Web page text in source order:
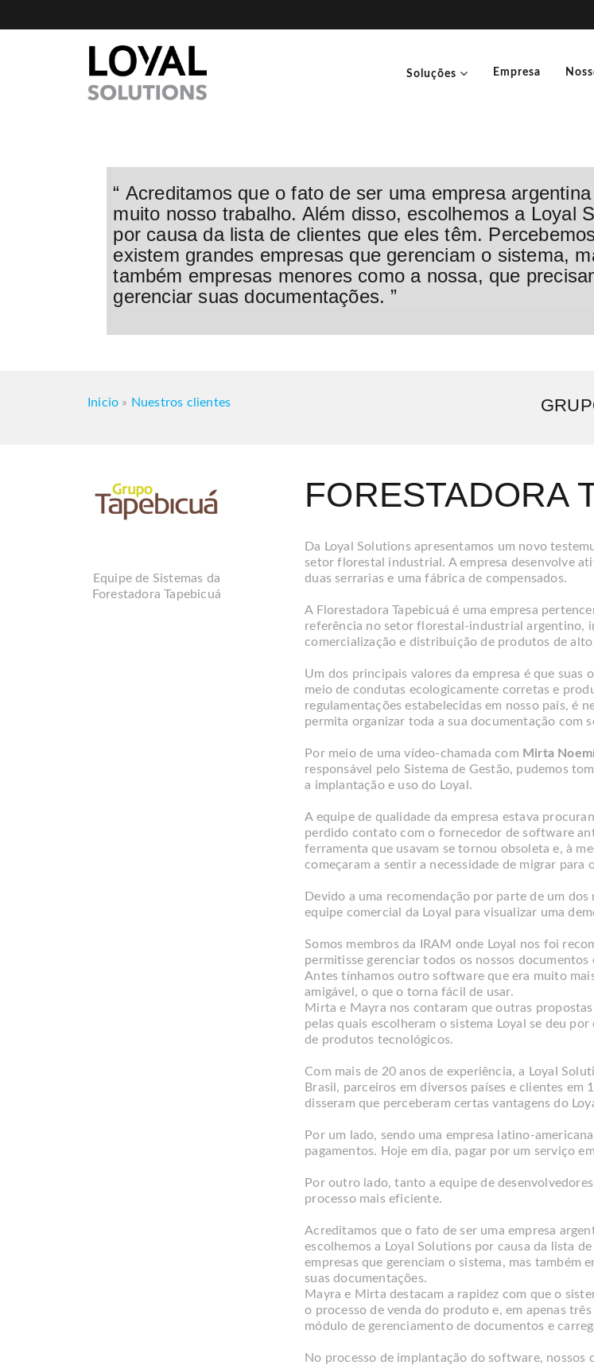
Soluções Empresa
“ Acreditamos que o fato de ser uma empresa
muito nosso trabalho. Além disso, escolhemos a Loyal
por causa da lista de clientes que eles têm.
existem grandes empresas que gerenciam o sistema,
também empresas menores como a nossa, que
gerenciar suas documentações. ”
Inicio » Nuestros clientes
Equipe de Sistemas da
Forestadora Tapebicuá
FORESTADORA
Da Loyal Solutions apresentamos um novo
setor florestal industrial. A empresa desenvolve
duas serrarias e uma fábrica de compensados.
A Florestadora Tapebicuá é uma empresa
referência no setor florestal-industrial argentino,
comercialização e distribuição de produtos de
Um dos principais valores da empresa é que suas
meio de condutas ecologicamente corretas e
regulamentações estabelecidas em nosso país, é
permita organizar toda a sua documentação com
Por meio de uma vídeo-chamada com Mirta
responsável pelo Sistema de Gestão, pudemos
a implantação e uso do Loyal.
A equipe de qualidade da empresa estava
perdido contato com o fornecedor de software
ferramenta que usavam se tornou obsoleta e, à
começaram a sentir a necessidade de migrar para
Devido a uma recomendação por parte de um
equipe comercial da Loyal para visualizar uma
Somos membros da IRAM onde Loyal nos foi
permitisse gerenciar todos os nossos
Antes tínhamos outro software que era muito
amigável, o que o torna fácil de usar.
Mirta e Mayra nos contaram que outras
pelas quais escolheram o sistema Loyal se deu
de produtos tecnológicos.
Com mais de 20 anos de experiência, a Loyal
Brasil, parceiros em diversos países e clientes em
disseram que perceberam certas vantagens do
Por um lado, sendo uma empresa latino-
pagamentos. Hoje em dia, pagar por um serviço
Por outro lado, tanto a equipe de
processo mais eficiente.
Acreditamos que o fato de ser uma empresa
escolhemos a Loyal Solutions por causa da lista
empresas que gerenciam o sistema, mas também
suas documentações.
Mayra e Mirta destacam a rapidez com que o
o processo de venda do produto e, em apenas
módulo de gerenciamento de documentos e
No processo de implantação do software, nossos